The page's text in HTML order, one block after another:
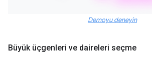
Demoyu deneyin
Büyük üçgenleri ve daireleri seçme